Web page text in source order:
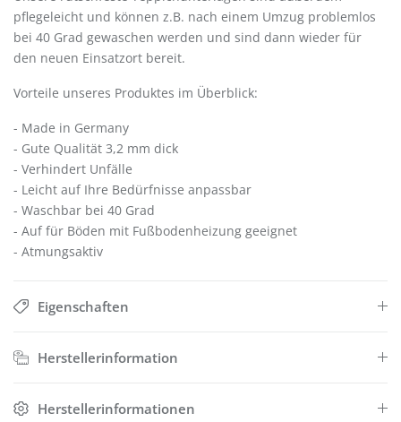
pflegeleicht und können z.B. nach einem Umzug problemlos
bei 40 Grad gewaschen werden und sind dann wieder für
den neuen Einsatzort bereit.
Vorteile unseres Produktes im Überblick:
- Made in Germany
- Gute Qualität 3,2 mm dick
- Verhindert Unfälle
- Leicht auf Ihre Bedürfnisse anpassbar
- Waschbar bei 40 Grad
- Auf für Böden mit Fußbodenheizung geeignet
- Atmungsaktiv
Eigenschaften
Herstellerinformation
Herstellerinformationen